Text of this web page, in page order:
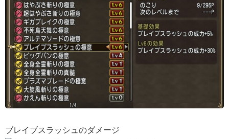
ブレイブスラッシュのダメージ